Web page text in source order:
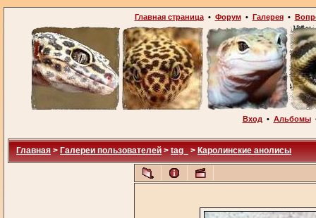
Главная страница• Форум• Галерея•
Вход • Альбомы
Главная > Галереи пользователей > tag_ > Каролинские анолисы